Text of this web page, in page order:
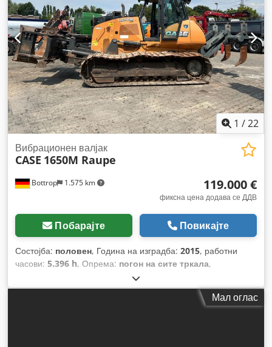
1 /22
Bottrop 1.575 km
Вибрационен валјак
CASE 1650M Raupe
119.000 €
фиксна цена додава се ДДВ
Побарајте Повикајте
Состојба: половен, Година на изградба: 2015, работни
часови: 5.396 h, Опрема: погон на сите тркала,
Мал оглас